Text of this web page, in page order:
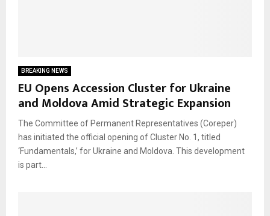
BREAKING NEWS
EU Opens Accession Cluster for Ukraine
and Moldova Amid Strategic Expansion
The Committee of Permanent Representatives (Coreper)
has initiated the official opening of Cluster No. 1, titled
‘Fundamentals,’ for Ukraine and Moldova. This development
is part...